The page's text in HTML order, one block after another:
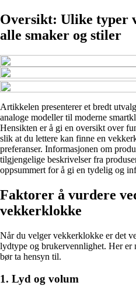
Oversikt: Ulike typer
alle smaker og stiler
Artikkelen presenterer et bredt
analoge modeller til moderne
Hensikten er å gi en oversikt over
slik at du lettere kan finne en
preferanser. Informasjonen om
tilgjengelige beskrivelser fra
oppsummert for å gi en tydelig og
Faktorer å vurdere
vekkerklokke
Når du velger vekkerklokke er det
lydtype og brukervennlighet. Her er
bør ta hensyn til.
1. Lyd og volum